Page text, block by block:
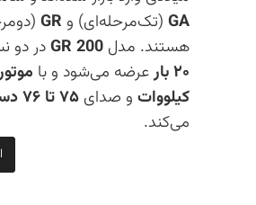
GA (تک‌مرحله‌ای) و GR
هستند. مدل GR 200در دو
۲۰ بار
عرضه می‌شود و با
کیلووات و صدای ۷۵ تا ۷۶ دسی‌بل
می‌کند.